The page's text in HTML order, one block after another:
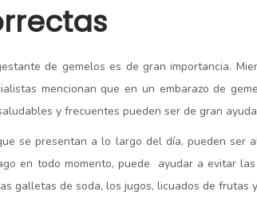
de gemelos es de gran importancia.
mencionan que en un embarazo de
y frecuentes pueden ser de gran
se presentan a lo largo del día, pueden ser
en todo momento, puede ayudar a evitar
galletas de soda, los jugos, licuados de frutas